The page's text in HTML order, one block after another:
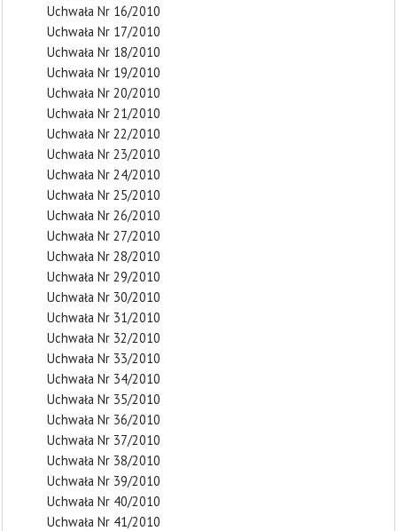
Uchwała Nr 16/2010
Uchwała Nr 17/2010
Uchwała Nr 18/2010
Uchwała Nr 19/2010
Uchwała Nr 20/2010
Uchwała Nr 21/2010
Uchwała Nr 22/2010
Uchwała Nr 23/2010
Uchwała Nr 24/2010
Uchwała Nr 25/2010
Uchwała Nr 26/2010
Uchwała Nr 27/2010
Uchwała Nr 28/2010
Uchwała Nr 29/2010
Uchwała Nr 30/2010
Uchwała Nr 31/2010
Uchwała Nr 32/2010
Uchwała Nr 33/2010
Uchwała Nr 34/2010
Uchwała Nr 35/2010
Uchwała Nr 36/2010
Uchwała Nr 37/2010
Uchwała Nr 38/2010
Uchwała Nr 39/2010
Uchwała Nr 40/2010
Uchwała Nr 41/2010